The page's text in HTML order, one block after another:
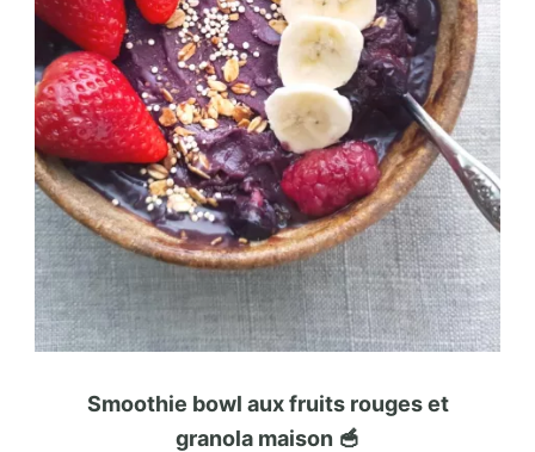
Smoothie bowl aux fruits rouges et
granola maison 🥣